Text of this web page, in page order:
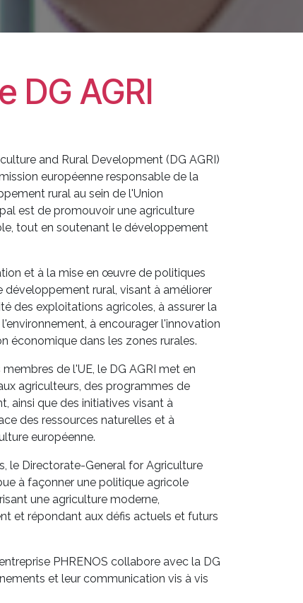
DG AGRI
and Rural Development (DG AGRI)
européenne responsable de la
rural au sein de l'Union
est de promouvoir une agriculture
tout en soutenant le développement
et à la mise en œuvre de politiques
rural, visant à améliorer
des exploitations agricoles, à assurer la
à encourager l'innovation
économique dans les zones rurales.
de l'UE, le DG AGRI met en
agriculteurs, des programmes de
ainsi que des initiatives visant à
des ressources naturelles et à
européenne.
le Directorate-General for Agriculture
à façonner une politique agricole
une agriculture moderne,
et répondant aux défis actuels et futurs
PHRENOS collabore avec la DG
et leur communication vis à vis